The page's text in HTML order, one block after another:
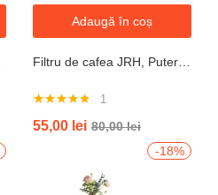
Adaugă în coș
5.00din 5
1
55,00 lei 80,00lei
-18%